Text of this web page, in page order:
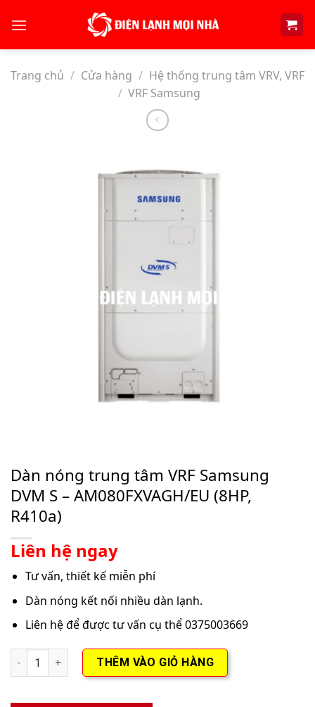
Trang chủ / Cửa hàng / Hệ thống trung tâm VRV, VRF
/ VRF Samsung
Dàn nóng trung tâm VRF Samsung
DVM S – AM080FXVAGH/EU (8HP,
R410a)
Liên hệ ngay
Tư vấn, thiết kế miễn phí
Dàn nóng kết nối nhiều dàn lạnh.
Liên hệ để được tư vấn cụ thể 0375003669
Dàn nóng trung tâm VRF Samsung DVM S - AM080FXVAGH/
THÊM VÀO GIỎ HÀNG